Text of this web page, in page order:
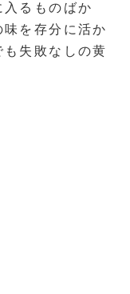
るものばか
を存分に活か
失敗なしの黄